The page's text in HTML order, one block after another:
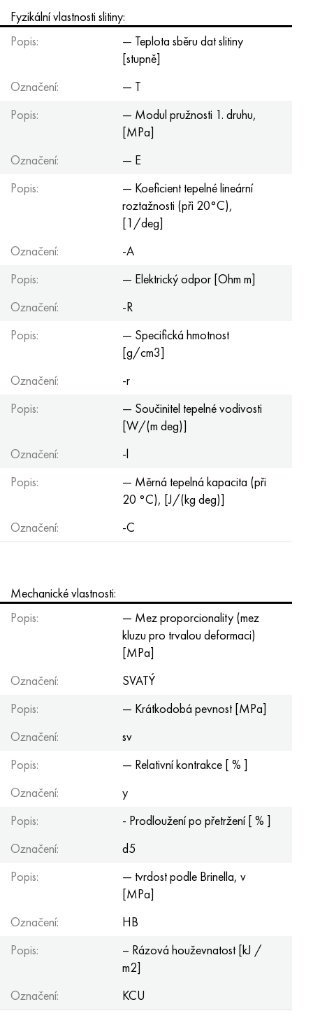
Fyzikální vlastnosti slitiny:
Popis:
— Teplota sběru dat slitiny
[stupně]
Označení:
— T
Popis:
— Modul pružnosti 1. druhu,
[MPa]
Označení:
— E
Popis:
— Koeficient tepelné lineární
roztažnosti (při 20°С),
[1/deg]
Označení:
-A
Popis:
— Elektrický odpor [Ohm m]
Označení:
-R
Popis:
— Specifická hmotnost
[g/cm3]
Označení:
-r
Popis:
— Součinitel tepelné vodivosti
[W/(m deg)]
Označení:
-l
Popis:
— Měrná tepelná kapacita (při
20 °C), [J/(kg deg)]
Označení:
-C
Mechanické vlastnosti:
Popis:
— Mez proporcionality (mez
kluzu pro trvalou deformaci)
[MPa]
Označení:
SVATÝ
Popis:
— Krátkodobá pevnost [MPa]
Označení:
sv
Popis:
— Relativní kontrakce [ % ]
Označení:
y
Popis:
- Prodloužení po přetržení [ % ]
Označení:
d5
Popis:
— tvrdost podle Brinella, v
[MPa]
Označení:
HB
Popis:
– Rázová houževnatost [kJ /
m2]
Označení:
KCU